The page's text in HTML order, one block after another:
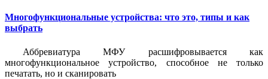
Многофункциональные устройства: что это, типы и как
выбрать
Аббревиатура МФУ расшифровывается как
многофункциональное устройство, способное не только
печатать, но и сканировать